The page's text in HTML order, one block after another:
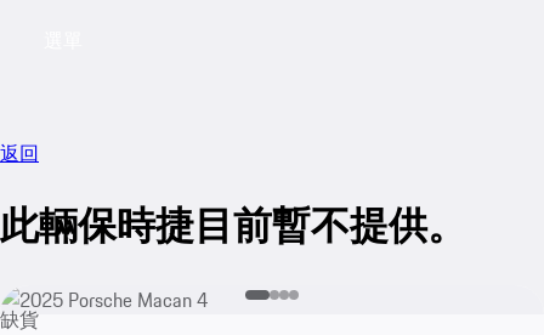
返回
此輛保時捷目前暫不提供。
缺貨